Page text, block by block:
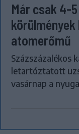
Már csak 4-
atomerőmű
Százszázalékos
letartóztatott
vasárnap a